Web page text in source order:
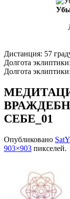
Дистанция: 57
Долгота
Долгота
СЕБЕ_01
Опубликовано
903×903 пикселей.